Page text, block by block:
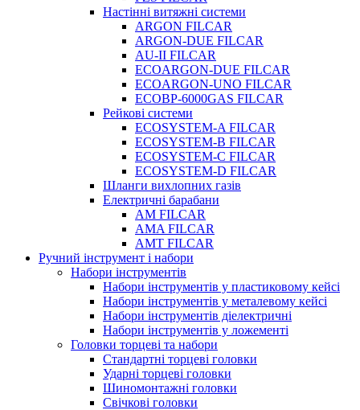
Настінні витяжні системи
ARGON FILCAR
ARGON-DUE FILCAR
AU-II FILCAR
ECOARGON-DUE FILCAR
ECOARGON-UNO FILCAR
ECOBP-6000GAS FILCAR
Рейкові системи
ECOSYSTEM-A FILCAR
ECOSYSTEM-B FILCAR
ECOSYSTEM-C FILCAR
ECOSYSTEM-D FILCAR
Шланги вихлопних газів
Електричні барабани
AM FILCAR
AMA FILCAR
AMT FILCAR
Ручний інструмент і набори
Набори інструментів
Набори інструментів у пластиковому кейсі
Набори інструментів у металевому кейсі
Набори інструментів діелектричні
Набори інструментів у ложементі
Головки торцеві та набори
Стандартні торцеві головки
Ударні торцеві головки
Шиномонтажні головки
Свічкові головки